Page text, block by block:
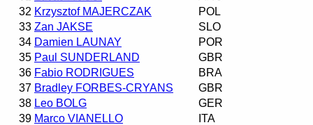
32 Krzysztof MAJERCZAK
POL
33 Zan JAKSE
SLO
34 Damien LAUNAY
POR
35 Paul SUNDERLAND
GBR
36 Fabio RODRIGUES
BRA
37 Bradley FORBES-CRYANS
GBR
38 Leo BOLG
GER
39 Marco VIANELLO
ITA